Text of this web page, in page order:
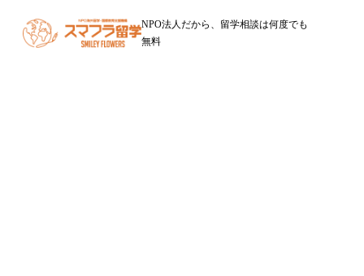
NPO法人だから、留学相談は何度でも
無料